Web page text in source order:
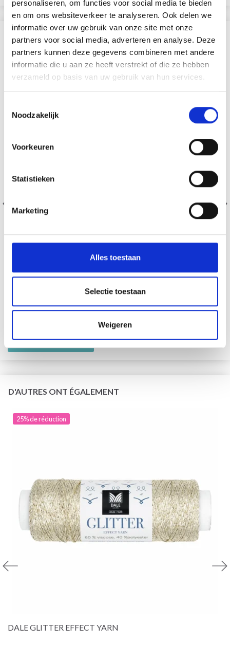
personaliseren, om functies voor social media te bieden
en om ons websiteverkeer te analyseren. Ook delen we
informatie over uw gebruik van onze site met onze
partners voor social media, adverteren en analyse. Deze
partners kunnen deze gegevens combineren met andere
informatie die u aan ze heeft verstrekt of die ze hebben
verzameld op basis van uw gebruik van hun services.
Noodzakelijk
Voorkeuren
Statistieken
Marketing
Alles toestaan
Selectie toestaan
Weigeren
SIMILAIRE À CECI
50% de réduction
LINDEHOBBY COTTON 8/8
EUR 1.30EUR 2.60
D'AUTRES ONT ÉGALEMENT
25% de réduction
DALE GLITTER EFFECT YARN